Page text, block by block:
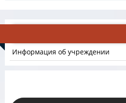
Информация об учреждении